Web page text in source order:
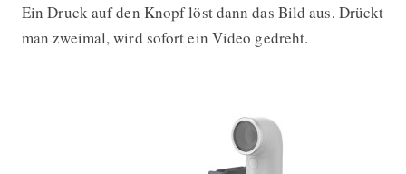
Ein Druck auf den Knopf löst dann das Bild aus. Drückt
man zweimal, wird sofort ein Video gedreht.